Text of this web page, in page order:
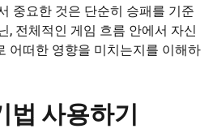
중요한 것은 단순히 승패를 기준
, 전체적인 게임 흐름 안에서 자신
어떠한 영향을 미치는지를 이해하
법 사용하기